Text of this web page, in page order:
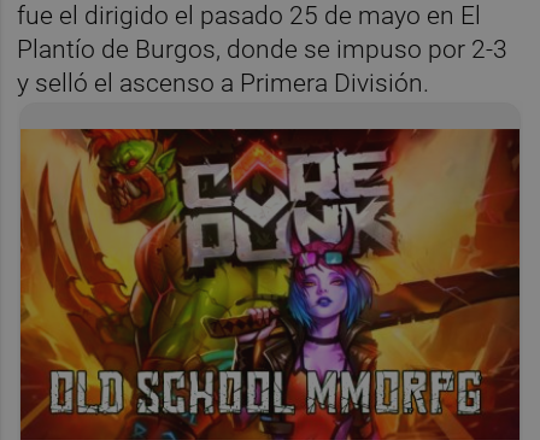
fue el dirigido el pasado 25 de mayo en El
Plantío de Burgos, donde se impuso por 2-3
y selló el ascenso a Primera División.